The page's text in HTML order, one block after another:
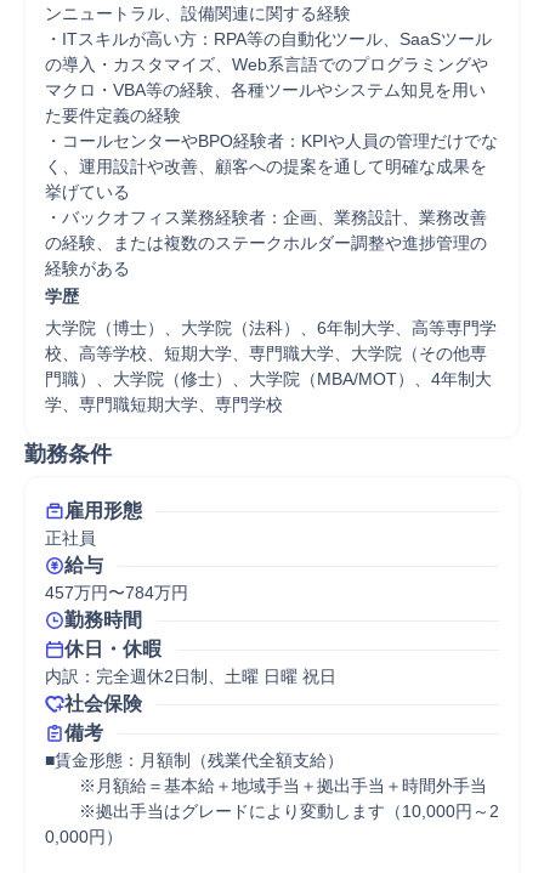
ンニュートラル、設備関連に関する経験
・ITスキルが高い方：RPA等の自動化ツール、SaaSツール
の導入・カスタマイズ、Web系言語でのプログラミングや
マクロ・VBA等の経験、各種ツールやシステム知見を用い
た要件定義の経験
・コールセンターやBPO経験者：KPIや人員の管理だけでな
く、運用設計や改善、顧客への提案を通して明確な成果を
挙げている
・バックオフィス業務経験者：企画、業務設計、業務改善
の経験、または複数のステークホルダー調整や進捗管理の
経験がある
学歴
大学院（博士）、大学院（法科）、6年制大学、高等専門学
校、高等学校、短期大学、専門職大学、大学院（その他専
門職）、大学院（修士）、大学院（MBA/MOT）、4年制大
学、専門職短期大学、専門学校
勤務条件
雇用形態
正社員
給与
457万円〜784万円
勤務時間
休日・休暇
内訳：完全週休2日制、土曜 日曜 祝日
社会保険
備考
■賃金形態：月額制（残業代全額支給）
※月額給＝基本給＋地域手当＋拠出手当＋時間外手当
※拠出手当はグレードにより変動します（10,000円～2
0,000円）